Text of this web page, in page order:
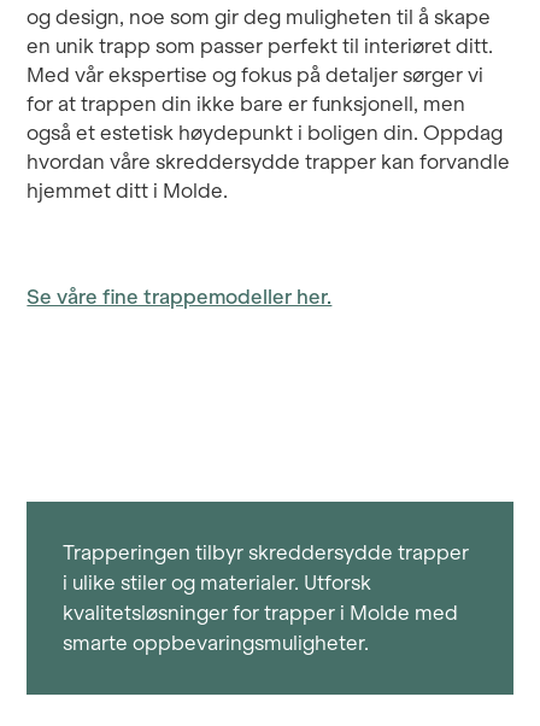
og design, noe som gir deg muligheten til å skape
en unik trapp som passer perfekt til interiøret ditt.
Med vår ekspertise og fokus på detaljer sørger vi
for at trappen din ikke bare er funksjonell, men
også et estetisk høydepunkt i boligen din. Oppdag
hvordan våre skreddersydde trapper kan forvandle
hjemmet ditt i Molde.
Se våre fine trappemodeller her.
Trapperingen tilbyr skreddersydde trapper
i ulike stiler og materialer. Utforsk
kvalitetsløsninger for trapper i Molde med
smarte oppbevaringsmuligheter.